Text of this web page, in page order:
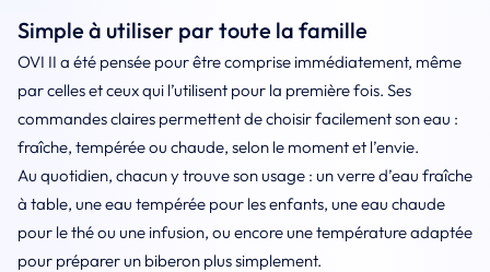
Simple à utiliser par toute la famille
OVI II a été pensée pour être comprise immédiatement, même
par celles et ceux qui l’utilisent pour la première fois. Ses
commandes claires permettent de choisir facilement son eau :
fraîche, tempérée ou chaude, selon le moment et l’envie.
Au quotidien, chacun y trouve son usage : un verre d’eau fraîche
à table, une eau tempérée pour les enfants, une eau chaude
pour le thé ou une infusion, ou encore une température adaptée
pour préparer un biberon plus simplement.